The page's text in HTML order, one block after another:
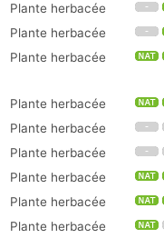
Plante herbacée
Plante herbacée
Plante herbacée
Plante herbacée
Plante herbacée
Plante herbacée
Plante herbacée
Plante herbacée
Plante herbacée